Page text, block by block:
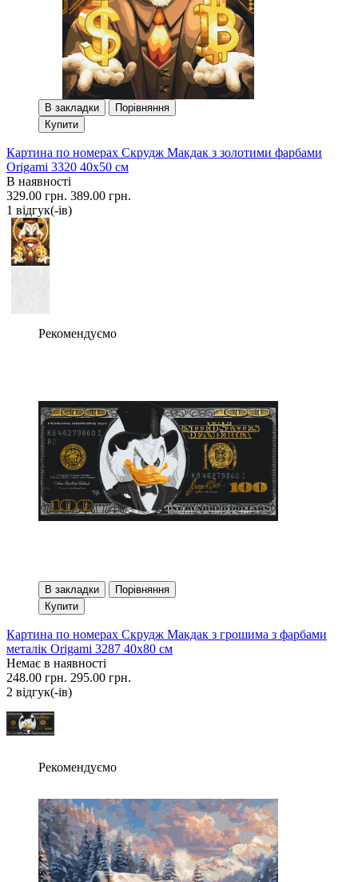
В закладки
Порівняння
Купити
Картина по номерах Скрудж Макдак з золотими фарбами
Origami 3320 40x50 см
В наявності
329.00 грн. 389.00 грн.
1 вiдгук(-iв)
Рекомендуємо
В закладки
Порівняння
Купити
Картина по номерах Скрудж Макдак з грошима з фарбами
металік Origami 3287 40x80 см
Немає в наявності
248.00 грн. 295.00 грн.
2 вiдгук(-iв)
Рекомендуємо